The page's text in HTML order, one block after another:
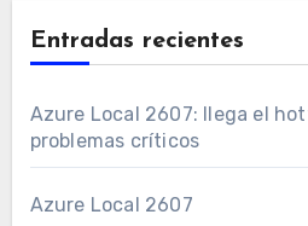
Entradas recientes
Azure Local 2607: llega el
problemas críticos
Azure Local 2607